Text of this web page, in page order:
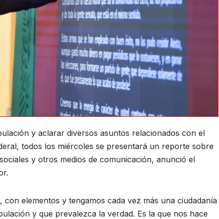
y aclarar diversos asuntos relacionados con el
todos los miércoles se presentará un reporte sobre
y otros medios de comunicación, anunció el
elementos y tengamos cada vez más una ciudadanía
y que prevalezca la verdad. Es la que nos hace